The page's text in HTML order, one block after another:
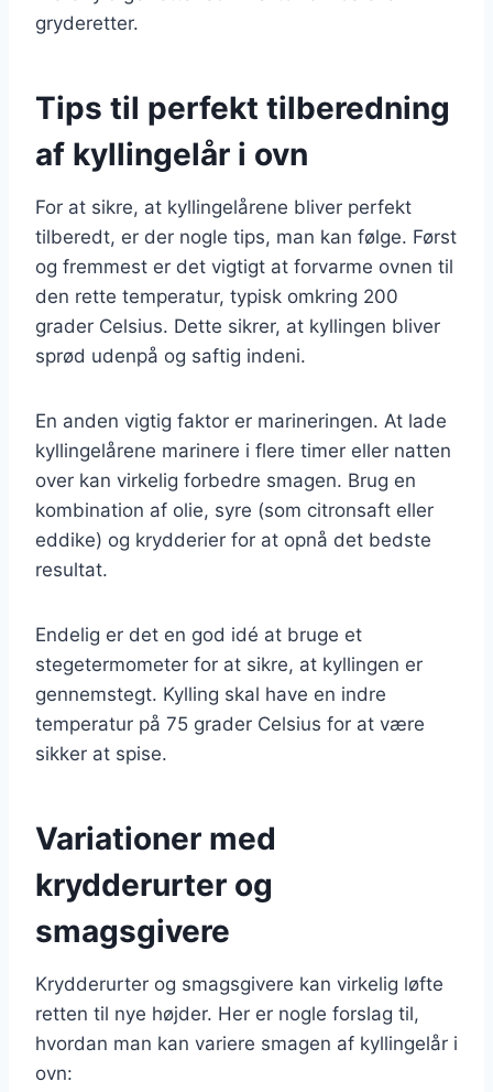
gryderetter.
Tips til perfekt tilberedning
af kyllingelår i ovn
For at sikre, at kyllingelårene bliver perfekt
tilberedt, er der nogle tips, man kan følge. Først
og fremmest er det vigtigt at forvarme ovnen til
den rette temperatur, typisk omkring 200
grader Celsius. Dette sikrer, at kyllingen bliver
sprød udenpå og saftig indeni.
En anden vigtig faktor er marineringen. At lade
kyllingelårene marinere i flere timer eller natten
over kan virkelig forbedre smagen. Brug en
kombination af olie, syre (som citronsaft eller
eddike) og krydderier for at opnå det bedste
resultat.
Endelig er det en god idé at bruge et
stegetermometer for at sikre, at kyllingen er
gennemstegt. Kylling skal have en indre
temperatur på 75 grader Celsius for at være
sikker at spise.
Variationer med
krydderurter og
smagsgivere
Krydderurter og smagsgivere kan virkelig løfte
retten til nye højder. Her er nogle forslag til,
hvordan man kan variere smagen af kyllingelår i
ovn: